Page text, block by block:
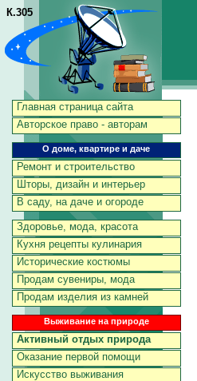
К.305
Главная страница сайта
Авторское право - авторам
О доме, квартире и даче
Ремонт и строительство
Шторы, дизайн и интерьер
В саду, на даче и огороде
Здоровье, мода, красота
Кухня рецепты кулинария
Исторические костюмы
Продам сувениры, мода
Продам изделия из камней
Выживание на природе
Активный отдых природа
Оказание первой помощи
Искусство выживания